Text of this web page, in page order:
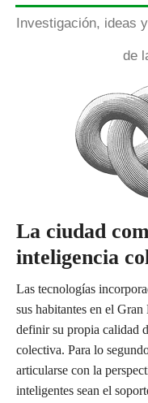
Investigación, ideas
de
La ciudad
inteligencia
Las tecnologías
sus habitantes en el Gran
definir su propia calidad
colectiva. Para lo
articularse con la
inteligentes sean el